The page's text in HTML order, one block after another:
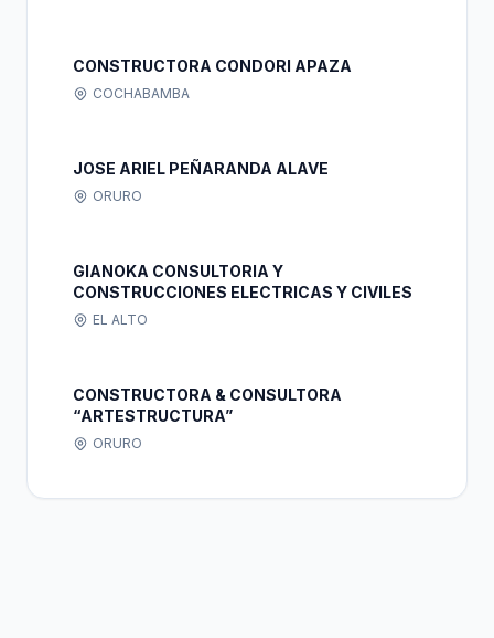
CONSTRUCTORA CONDORI APAZA
COCHABAMBA
JOSE ARIEL PEÑARANDA ALAVE
ORURO
GIANOKA CONSULTORIA Y
CONSTRUCCIONES ELECTRICAS Y CIVILES
EL ALTO
CONSTRUCTORA & CONSULTORA
“ARTESTRUCTURA”
ORURO